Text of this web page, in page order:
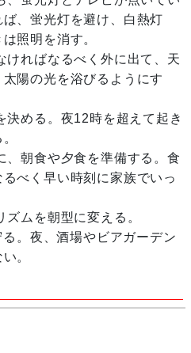
、蛍光灯を避け、白熱灯
照明を消す。
ければなるべく外に出て、天
陽の光を浴びるようにす
決める。夜12時を超えて起き
、朝食や夕食を準備する。食
べく早い時刻に家族でいっ
ズムを朝型に変える。
る。夜、酒場やビアガーデン
。